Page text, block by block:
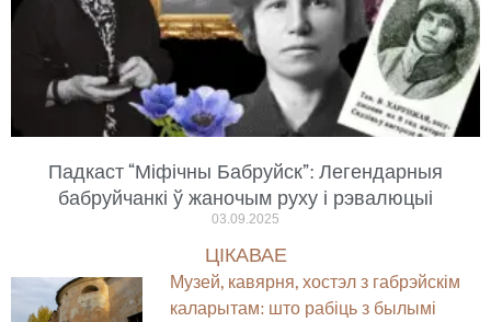
Падкаст “Міфічны Бабруйск”: Легендарныя
бабруйчанкі ў жаночым руху і рэвалюцыі
03.09.2025
ЦІКАВАЕ
Музей, кавярня, хостэл з габрэйскім
каларытам: што рабіць з былымі